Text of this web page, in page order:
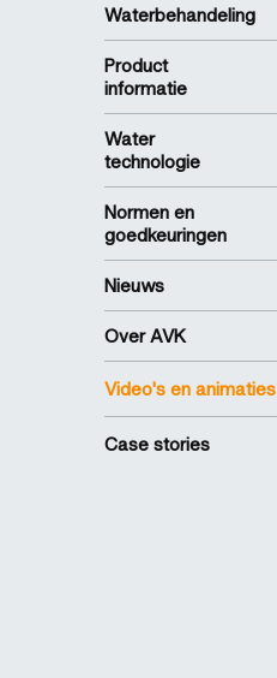
Waterbehandeling
Product
informatie
Water
technologie
Normen en
goedkeuringen
Nieuws
Over AVK
Video's en animaties
Case stories